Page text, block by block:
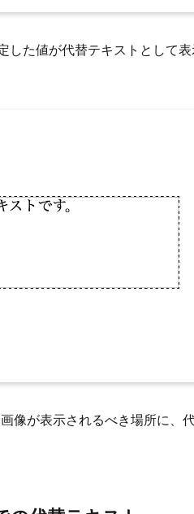
した値が代替テキストとして
像が表示されるべき場所に、